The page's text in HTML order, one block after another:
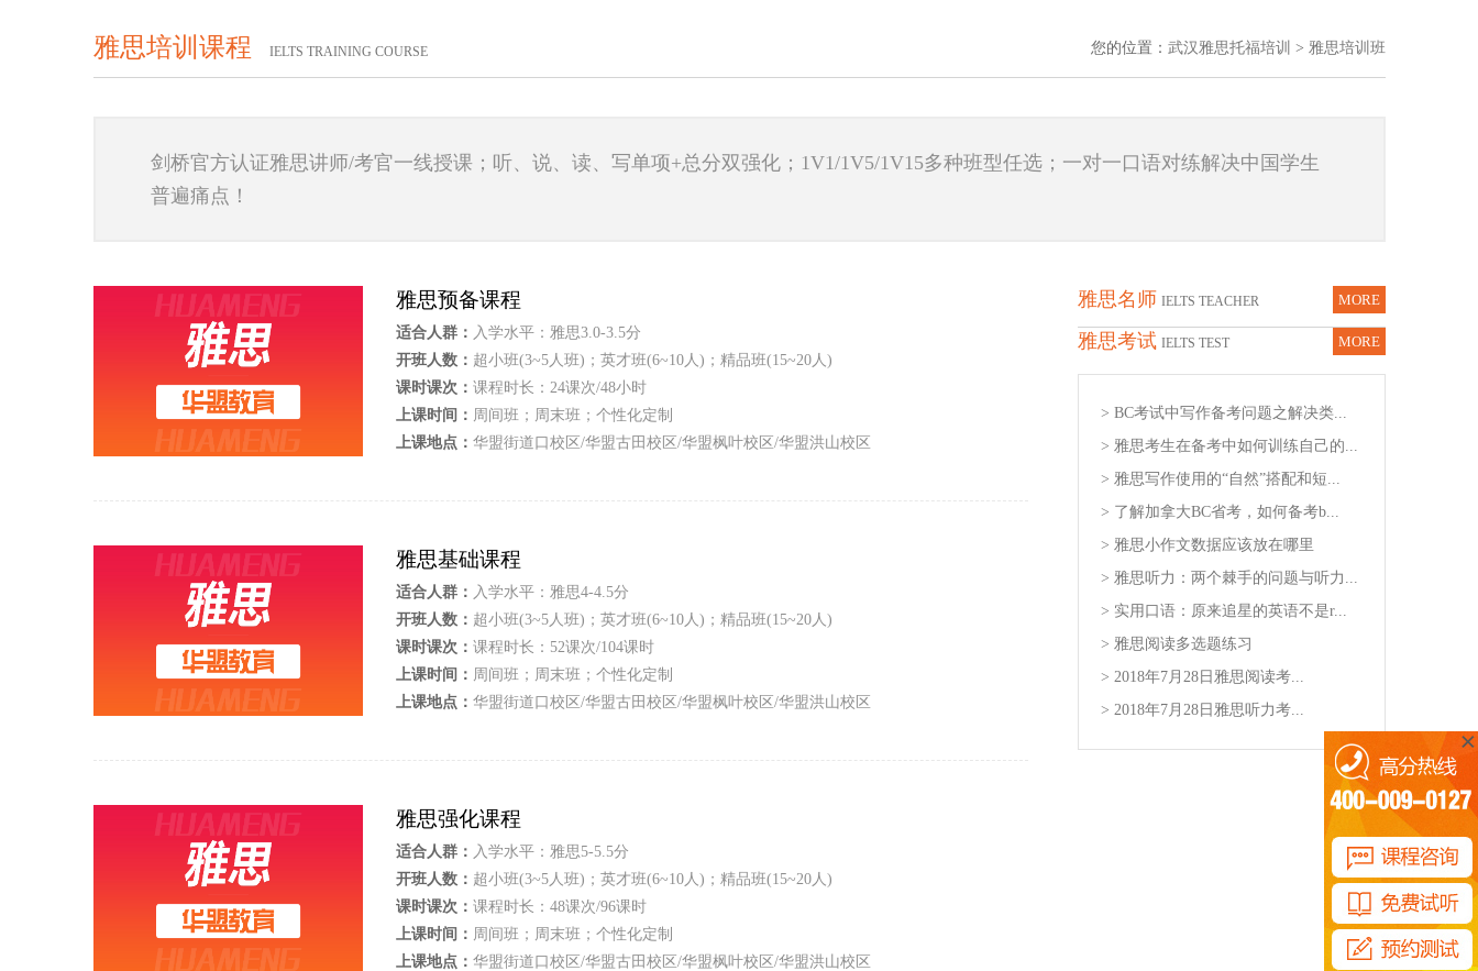
雅思培训课程 IELTS TRAINING COURSE 您的位置： 武汉雅思托福培训 > 雅思培训班
剑桥官方认证雅思讲师/考官一线授课；听、说、读、写单项+总分双强化；1V1/1V5/1V15多种班型任选；一对一口语对练解决中国学生
普遍痛点！
雅思预备课程
适合人群： 入学水平：雅思3.0-3.5分
开班人数： 超小班(3~5人班)；英才班(6~10人)；精品班(15~20人)
课时课次： 课程时长：24课次/48小时
上课时间： 周间班；周末班；个性化定制
上课地点： 华盟街道口校区/华盟古田校区/华盟枫叶校区/华盟洪山校区
雅思基础课程
适合人群： 入学水平：雅思4-4.5分
开班人数： 超小班(3~5人班)；英才班(6~10人)；精品班(15~20人)
课时课次： 课程时长：52课次/104课时
上课时间： 周间班；周末班；个性化定制
上课地点： 华盟街道口校区/华盟古田校区/华盟枫叶校区/华盟洪山校区
雅思强化课程
适合人群： 入学水平：雅思5-5.5分
开班人数： 超小班(3~5人班)；英才班(6~10人)；精品班(15~20人)
课时课次： 课程时长：48课次/96课时
上课时间： 周间班；周末班；个性化定制
上课地点： 华盟街道口校区/华盟古田校区/华盟枫叶校区/华盟洪山校区
雅思名师 IELTS TEACHER MORE
雅思考试 IELTS TEST MORE
> BC考试中写作备考问题之解决类...
> 雅思考生在备考中如何训练自己的...
> 雅思写作使用的“自然”搭配和短...
> 了解加拿大BC省考，如何备考b...
> 雅思小作文数据应该放在哪里
> 雅思听力：两个棘手的问题与听力...
> 实用口语：原来追星的英语不是r...
> 雅思阅读多选题练习
> 2018年7月28日雅思阅读考...
> 2018年7月28日雅思听力考...